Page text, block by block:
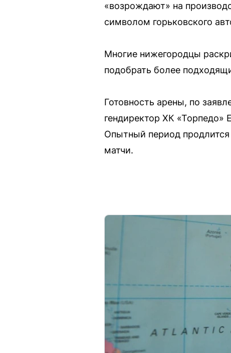
«возрождают» на
символом горьковского
Многие нижегородцы
подобрать более
Готовность арены, по
гендиректор ХК «Торпедо»
Опытный период
матчи.